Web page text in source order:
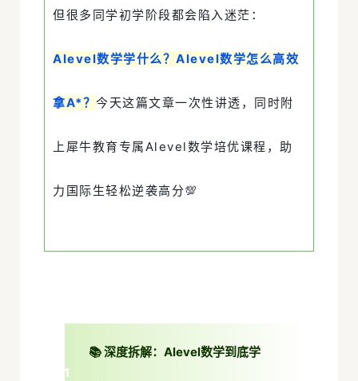
但很多同学初学阶段都会陷入迷茫：
Alevel数学学什么？Alevel数学怎么高效
拿A*？ 今天这篇文章一次性讲透，同时附
上犀牛教育专属Alevel数学培优课程，助
力国际生轻松逆袭高分💯
1
📚 深度拆解：Alevel数学到底学